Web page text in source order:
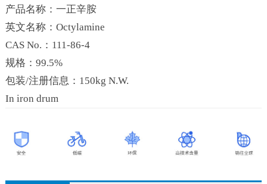
产品名称：一正辛胺
英文名称：Octylamine
CAS No.：111-86-4
规格：99.5%
包装/注册信息：150kg N.W.
In iron drum